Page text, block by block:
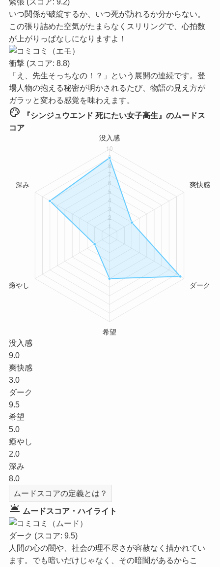
いつ関係が破綻するか、いつ死が訪れるか分からない。
この張り詰めた空気がたまらなくスリリングで、心拍数
が上がりっぱなしになりますよ！
衝撃 (スコア: 8.8)
「え、先生そっちなの！？」という展開の連続です。登
場人物の抱える秘密が明かされるたび、物語の見え方が
ガラッと変わる感覚を味わえます。
palette
『シンジュウエンド 死にたい女子高生』のムードス
コア
没入感
9.0
爽快感
3.0
ダーク
9.5
希望
5.0
癒やし
2.0
深み
8.0
ムードスコアの定義とは？
wb_twilight ムードスコア・ハイライト
ダーク (スコア: 9.5)
人間の心の闇や、社会の理不尽さが容赦なく描かれてい
ます。でも暗いだけじゃなく、その暗闇があるからこ